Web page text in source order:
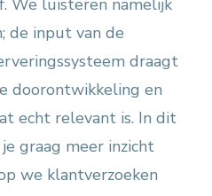
We luisteren namelijk
de input van de
draagt
doorontwikkeling en
echt relevant is. In dit
graag meer inzicht
we klantverzoeken